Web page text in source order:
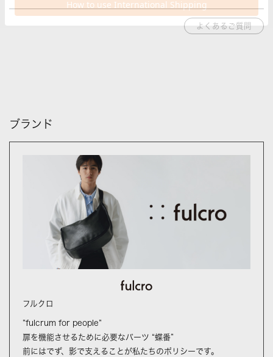
よくあるご質問
ブランド
フルクロ
”fulcrum for people”
扉を機能させるために必要なパーツ “蝶番”
前にはでず、影で支えることが私たちのポリシーです。